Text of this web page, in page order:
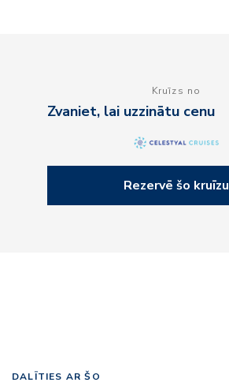
Kruīzs no
Zvaniet, lai uzzinātu cenu
Rezervē šo kruīzu
DALĪTIES AR ŠO